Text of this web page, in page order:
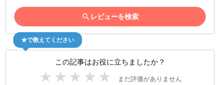
search レビューを検索
この記事はお役に立ちましたか？
★ ★ ★ ★ ★ まだ評価がありません
★で教えてください